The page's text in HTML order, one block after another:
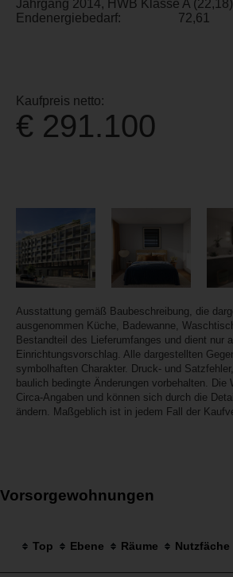
Jahrgang 2014, HWB Klasse A (22,18)
Endenergiebedarf:
72,61
Kaufpreis netto:
€ 291.100
Ausstattung gemäß Baubeschreibung, die
ausgenommen Küche, Badewanne,
Bestandteil des Lieferumfanges und dient nur
Einrichtungsvorschlag. Alle dargestellten
symbolhaften Charakter. Druck- und
baulich bedingte Änderungen vorbehalten. Die
Circa-Angaben und können sich durch die
ändern. Maßgeblich ist in jedem Fall der
Vorsorgewohnungen
Top Ebene Räume Nutzfäche